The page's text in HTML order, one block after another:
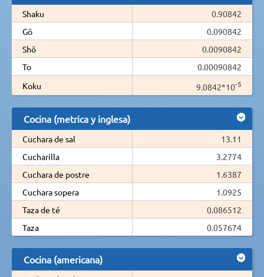
Shaku
0.90842
Gō
0.090842
Shō
0.0090842
To
0.00090842
Koku
9.0842*10-5
Cocina (metrica y inglesa)
Cuchara de sal
13.11
Cucharilla
3.2774
Cuchara de postre
1.6387
Cuchara sopera
1.0925
Taza de té
0.086512
Taza
0.057674
Cocina (americana)